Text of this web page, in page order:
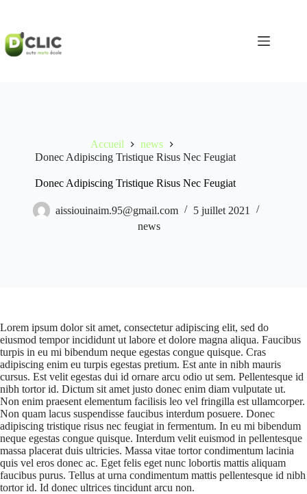
contenu
Accueil
news
Donec Adipiscing Tristique Risus Nec Feugiat
Donec Adipiscing Tristique Risus Nec Feugiat
aissiouinaim.95@gmail.com
5 juillet 2021
news
Lorem ipsum dolor sit amet, consectetur adipiscing elit, sed do
eiusmod tempor incididunt ut labore et dolore magna aliqua. Faucibus
turpis in eu mi bibendum neque egestas congue quisque. Cras
adipiscing enim eu turpis egestas pretium. Est ante in nibh mauris
cursus. Est velit egestas dui id ornare arcu odio ut sem. Pellentesque id
nibh tortor id. Dictum sit amet justo donec enim diam vulputate ut.
Non enim praesent elementum facilisis leo vel fringilla est ullamcorper.
Non quam lacus suspendisse faucibus interdum posuere. Donec
adipiscing tristique risus nec feugiat in fermentum. In eu mi bibendum
neque egestas congue quisque. Interdum velit euismod in pellentesque
massa placerat duis ultricies. Massa vitae tortor condimentum lacinia
quis vel eros donec ac. Eget felis eget nunc lobortis mattis aliquam
faucibus purus. Tellus at urna condimentum mattis pellentesque id nibh
tortor id. Id donec ultrices tincidunt arcu non.